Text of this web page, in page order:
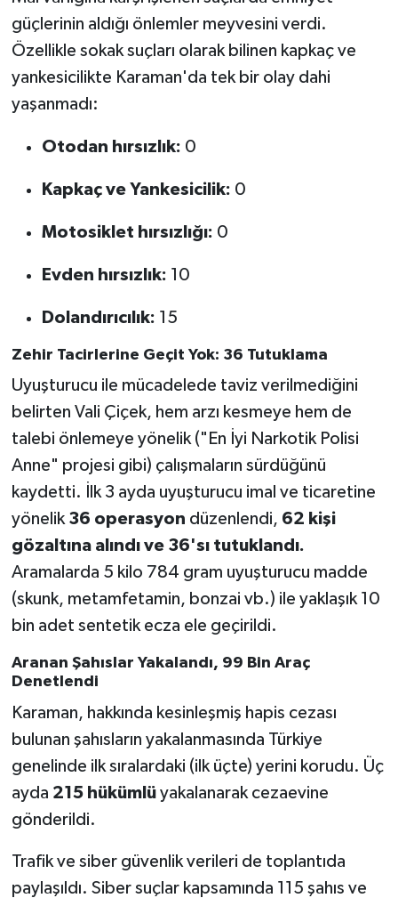
güçlerinin aldığı önlemler meyvesini verdi.
Özellikle sokak suçları olarak bilinen kapkaç ve
yankesicilikte Karaman'da tek bir olay dahi
yaşanmadı:
Otodan hırsızlık: 0
Kapkaç ve Yankesicilik: 0
Motosiklet hırsızlığı: 0
Evden hırsızlık: 10
Dolandırıcılık: 15
Zehir Tacirlerine Geçit Yok: 36 Tutuklama
Uyuşturucu ile mücadelede taviz verilmediğini
belirten Vali Çiçek, hem arzı kesmeye hem de
talebi önlemeye yönelik ("En İyi Narkotik Polisi
Anne" projesi gibi) çalışmaların sürdüğünü
kaydetti. İlk 3 ayda uyuşturucu imal ve ticaretine
yönelik 36 operasyon düzenlendi, 62 kişi
gözaltına alındı ve 36'sı tutuklandı.
Aramalarda 5 kilo 784 gram uyuşturucu madde
(skunk, metamfetamin, bonzai vb.) ile yaklaşık 10
bin adet sentetik ecza ele geçirildi.
Aranan Şahıslar Yakalandı, 99 Bin Araç
Denetlendi
Karaman, hakkında kesinleşmiş hapis cezası
bulunan şahısların yakalanmasında Türkiye
genelinde ilk sıralardaki (ilk üçte) yerini korudu. Üç
ayda 215 hükümlüyakalanarak cezaevine
gönderildi.
Trafik ve siber güvenlik verileri de toplantıda
paylaşıldı. Siber suçlar kapsamında 115 şahıs ve